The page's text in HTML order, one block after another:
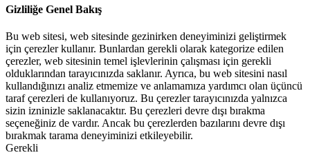
Gizliliğe Genel Bakış
Bu web sitesi, web sitesinde gezinirken deneyiminizi geliştirmek
için çerezler kullanır. Bunlardan gerekli olarak kategorize edilen
çerezler, web sitesinin temel işlevlerinin çalışması için gerekli
olduklarından tarayıcınızda saklanır. Ayrıca, bu web sitesini nasıl
kullandığınızı analiz etmemize ve anlamamıza yardımcı olan üçüncü
taraf çerezleri de kullanıyoruz. Bu çerezler tarayıcınızda yalnızca
sizin izninizle saklanacaktır. Bu çerezleri devre dışı bırakma
seçeneğiniz de vardır. Ancak bu çerezlerden bazılarını devre dışı
bırakmak tarama deneyiminizi etkileyebilir.
Gerekli